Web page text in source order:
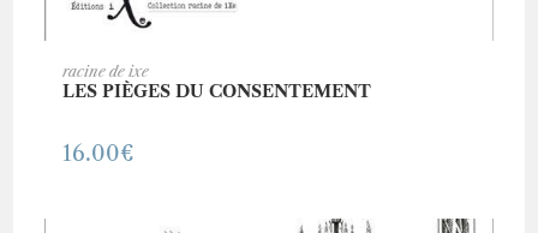
racine de ixe
LES PIÈGES DU CONSENTEMENT
16.00€